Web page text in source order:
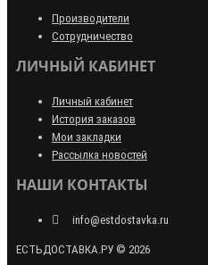
Производители
Сотрудничество
ЛИЧНЫЙ КАБИНЕТ
Личный кабинет
История заказов
Мои закладки
Рассылка новостей
НАШИ КОНТАКТЫ
info@estdostavka.ru
ЕСТЬДОСТАВКА.РУ © 2026